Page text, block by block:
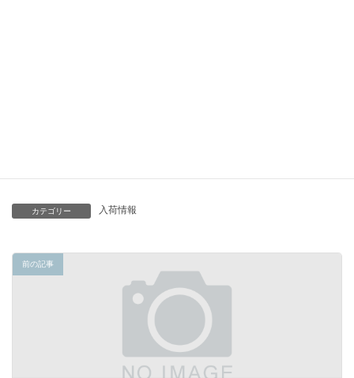
-----
カテゴリー 入荷情報
前の記事